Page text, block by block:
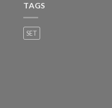
TAGS
SET